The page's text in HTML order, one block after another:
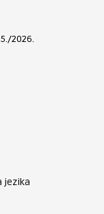
2026.
jezika